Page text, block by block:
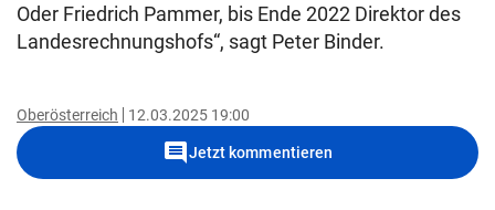
Oder Friedrich Pammer, bis Ende 2022 Direktor des
Landesrechnungshofs“, sagt Peter Binder.
Oberösterreich 12.03.2025 19:00
commentJetzt kommentieren